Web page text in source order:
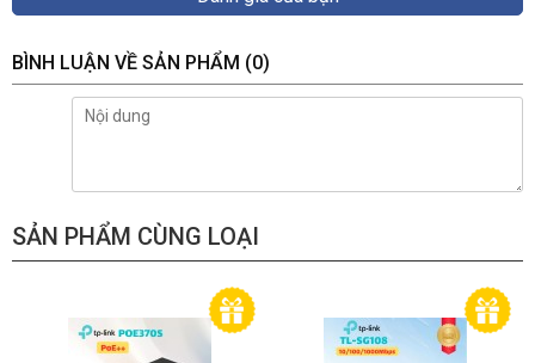
BÌNH LUẬN VỀ SẢN PHẨM (0)
SẢN PHẨM CÙNG LOẠI